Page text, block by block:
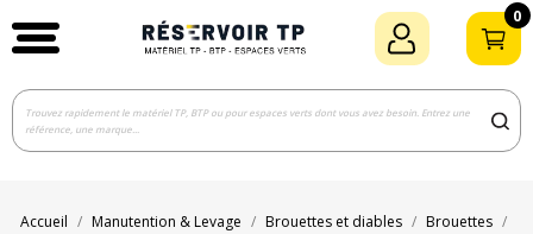
0
Accueil Manutention & Levage Brouettes et diables
Brouettes